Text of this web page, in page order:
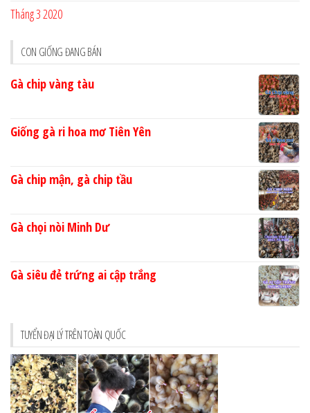
Tháng 3 2020
CON GIỐNG ĐANG BÁN
Gà chip vàng tàu
Giống gà ri hoa mơ Tiên Yên
Gà chip mận, gà chip tầu
Gà chọi nòi Minh Dư
Gà siêu đẻ trứng ai cập trắng
TUYỂN ĐẠI LÝ TRÊN TOÀN QUỐC